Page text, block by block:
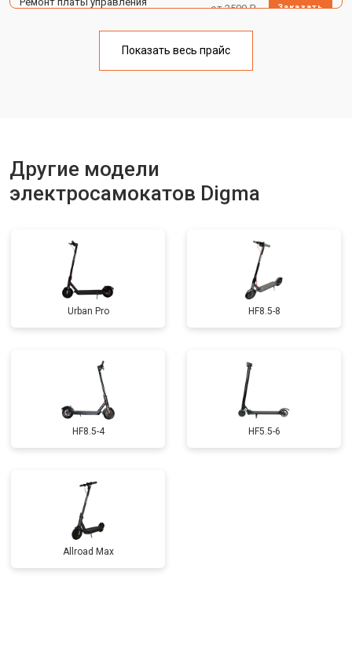
от 2500 ₽ Заказать
Замена аккумулятора от 1000 ₽
Показать весь прайс
Другие модели
электросамокатов Digma
Urban Pro HF8.5-8
HF8.5-4 HF5.5-6
Allroad Max